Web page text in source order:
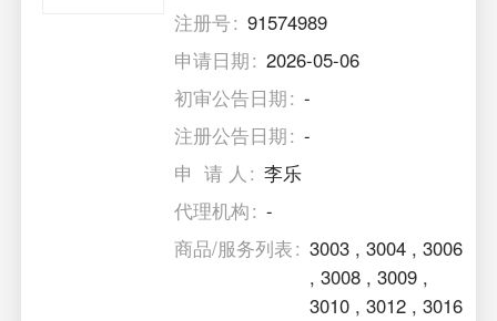
注册号
91574989
申请日期
2026-05-06
初审公告日期
-
注册公告日期
-
申 请 人
李乐
代理机构
-
商品/服务列表
3003 ,3004 ,3006
,3008 ,3009 ,
3010 ,3012 ,3016